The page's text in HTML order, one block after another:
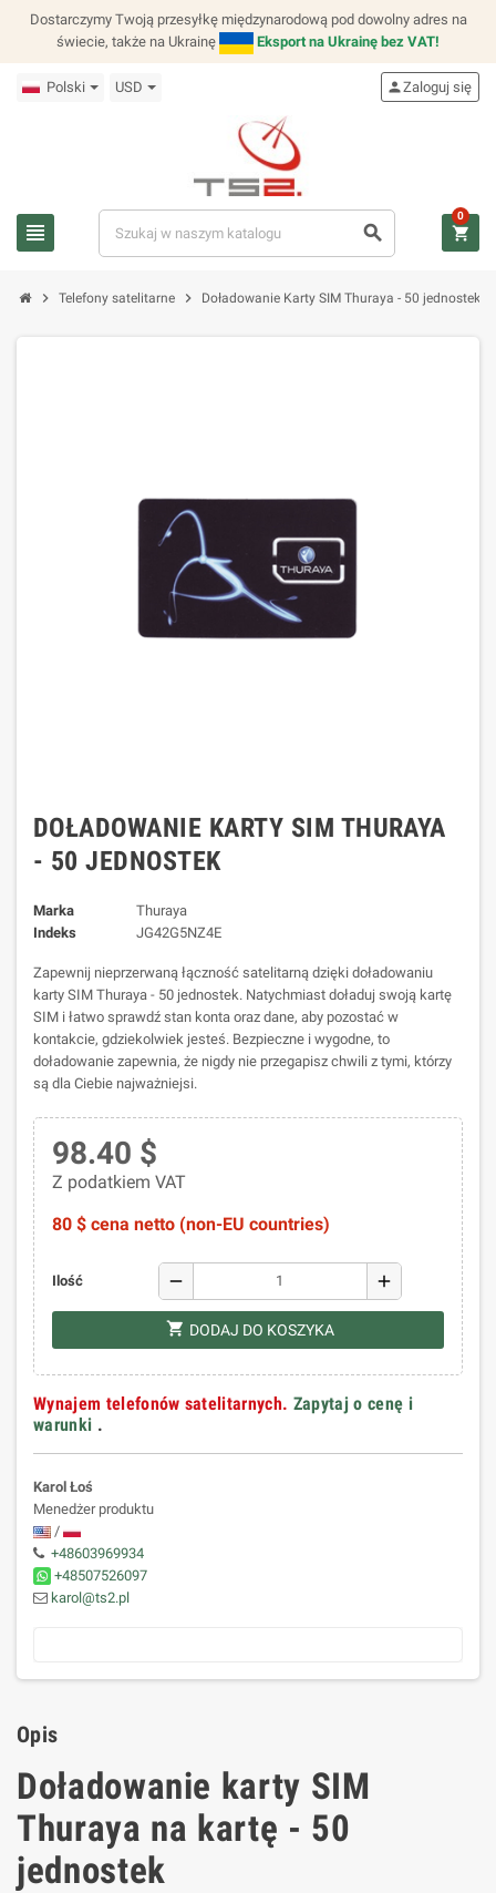
Dostarczymy Twoją przesyłkę międzynarodową pod dowolny adres na
świecie, także na Ukrainę
Eksport na Ukrainę bez VAT!
Polski USD
view_headline search
personZaloguj się
shopping_cart
0
chevron_right Telefony satelitarne chevron_right Doładowanie Karty SIM Thuraya - 50 jednostek
DOŁADOWANIE KARTY SIM THURAYA
- 50 JEDNOSTEK
Marka
Thuraya
Indeks
JG42G5NZ4E
Zapewnij nieprzerwaną łączność satelitarną dzięki doładowaniu
karty SIM Thuraya - 50 jednostek. Natychmiast doładuj swoją kartę
SIM i łatwo sprawdź stan konta oraz dane, aby pozostać w
kontakcie, gdziekolwiek jesteś. Bezpieczne i wygodne, to
doładowanie zapewnia, że nigdy nie przegapisz chwili z tymi, którzy
są dla Ciebie najważniejsi.
98.40 $
Z podatkiem VAT
80 $ cena netto (non-EU countries)
Ilość remove add
shopping_cart DODAJ DO KOSZYKA
Wynajem telefonów satelitarnych. Zapytaj o cenę i
warunki .
Karol Łoś
Menedżer produktu
/
+48603969934
+48507526097
karol@ts2.pl
Opis
Doładowanie karty SIM
Thuraya na kartę - 50
jednostek